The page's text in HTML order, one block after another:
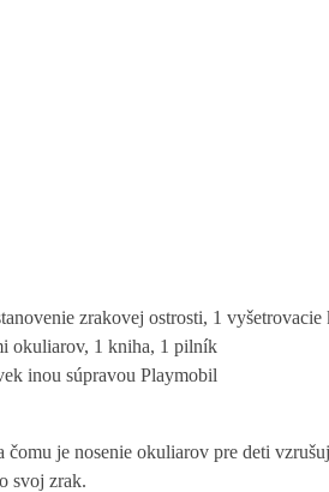
zrakovej ostrosti, 1
okuliarov, 1 kniha, 1 pilník
inou súpravou Playmobil
je nosenie okuliarov pre deti
svoj zrak.